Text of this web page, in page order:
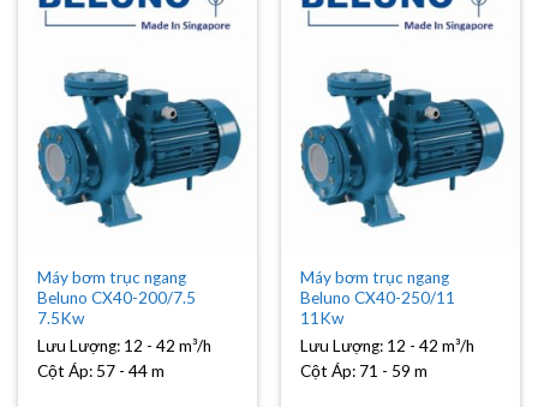
Máy bơm trục ngang
Beluno CX40-200/7.5
7.5Kw
Lưu Lượng: 12 - 42 m³/h
Cột Áp: 57 - 44 m
Máy bơm trục ngang
Beluno CX40-250/11
11Kw
Lưu Lượng: 12 - 42 m³/h
Cột Áp: 71 - 59 m